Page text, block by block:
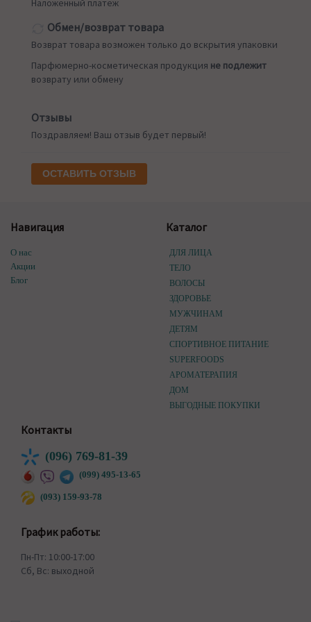
Наложенный платеж
Обмен/возврат товара
Возврат товара возможен только до вскрытия упаковки
Парфюмерно-косметическая продукция не подлежит
возврату или обмену
Отзывы
Поздравляем! Ваш отзыв будет первый!
ОСТАВИТЬ ОТЗЫВ
Навигация
О нас
Акции
Блог
Каталог
ДЛЯ ЛИЦА
ТЕЛО
ВОЛОСЫ
ЗДОРОВЬЕ
МУЖЧИНАМ
ДЕТЯМ
СПОРТИВНОЕ ПИТАНИЕ
SUPERFOODS
АРОМАТЕРАПИЯ
ДОМ
ВЫГОДНЫЕ ПОКУПКИ
Контакты
(096) 769-81-39
(099) 495-13-65
(093) 159-93-78
График работы:
Пн-Пт: 10:00-17:00
Сб, Вс: выходной